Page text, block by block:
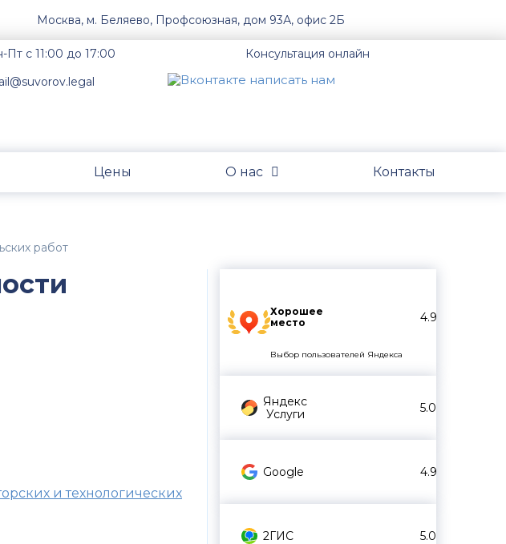
Москва, м. Беляево, Профсоюзная, дом 93А, офис 2Б
Пт с 11:00 до 17:00
Консультация онлайн
Цены О нас Контакты
работ
Хорошее
место
4.9
Выбор пользователей Яндекса
Яндекс
Услуги
5.0
Google 4.9
2ГИС 5.0
и технологических